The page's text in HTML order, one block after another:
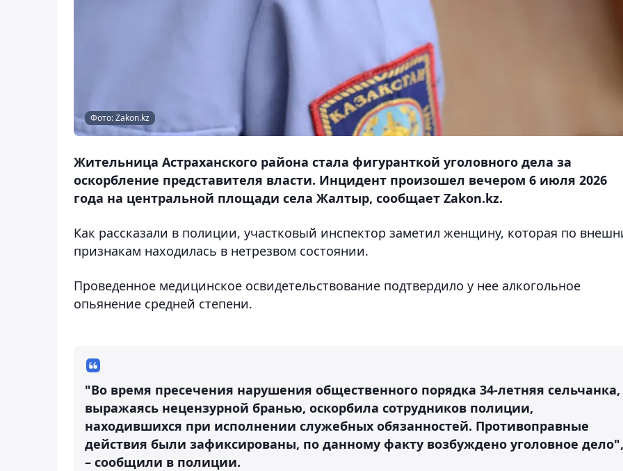
Фото: Zakon.kz
Жительница Астраханского района стала фигуранткой уголовного дела за
оскорбление представителя власти. Инцидент произошел вечером 6 июля 2026
года на центральной площади села Жалтыр, сообщает Zakon.kz.
Как рассказали в полиции, участковый инспектор заметил женщину, которая по
признакам находилась в нетрезвом состоянии.
Проведенное медицинское освидетельствование подтвердило у нее алкогольное
опьянение средней степени.
"Во время пресечения нарушения общественного порядка 34-летняя сельчанка,
выражаясь нецензурной бранью, оскорбила сотрудников полиции,
находившихся при исполнении служебных обязанностей. Противоправные
действия были зафиксированы, по данному факту возбуждено уголовное дело",
– сообщили в полиции.